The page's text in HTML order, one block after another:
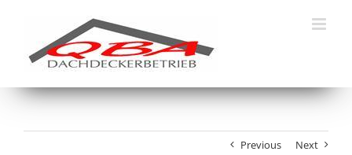
Previous Next